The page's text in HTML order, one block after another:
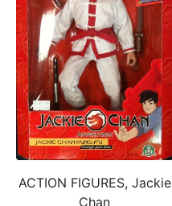
ACTION FIGURES, Jackie
Chan